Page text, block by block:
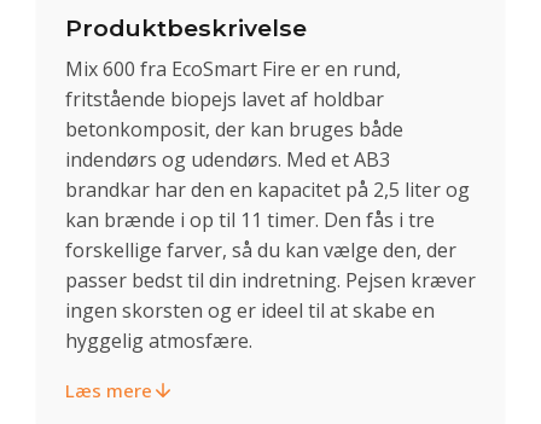
Produktbeskrivelse
Mix 600 fra EcoSmart Fire er en rund,
fritstående biopejs lavet af holdbar
betonkomposit, der kan bruges både
indendørs og udendørs. Med et AB3
brandkar har den en kapacitet på 2,5 liter og
kan brænde i op til 11 timer. Den fås i tre
forskellige farver, så du kan vælge den, der
passer bedst til din indretning. Pejsen kræver
ingen skorsten og er ideel til at skabe en
hyggelig atmosfære.
Læs mere